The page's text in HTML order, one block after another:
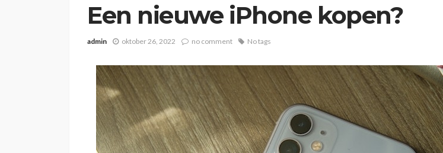
Een nieuwe iPhone kopen?
admin oktober 26, 2022 no comment No tags